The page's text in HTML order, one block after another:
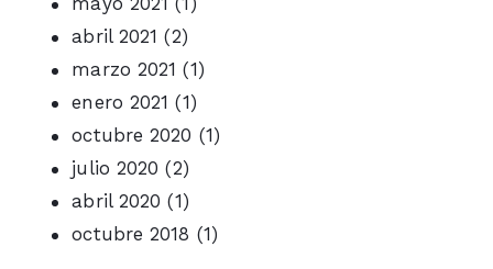
abril 2021 (2)
marzo 2021 (1)
enero 2021 (1)
octubre 2020 (1)
julio 2020 (2)
abril 2020 (1)
octubre 2018 (1)